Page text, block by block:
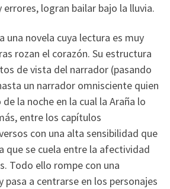
logran bailar bajo la lluvia.
una novela cuya lectura es muy
rozan el corazón. Su estructura
de vista del narrador (pasando
un narrador omnisciente quien
la noche en la cual la Araña lo
entre los capítulos
con una alta sensibilidad que
que se cuela entre la afectividad
Todo ello rompe con una
pasa a centrarse en los personajes